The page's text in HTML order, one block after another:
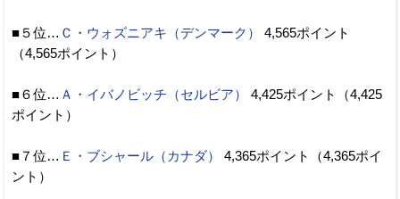
■５位… Ｃ・ウォズニアキ（デンマーク）
4,565ポイント
（4,565ポイント）
■６位… Ａ・イバノビッチ（セルビア）
4,425ポイント（4,425
ポイント）
■７位… Ｅ・ブシャール（カナダ）
4,365ポイント（4,365ポイ
ント）